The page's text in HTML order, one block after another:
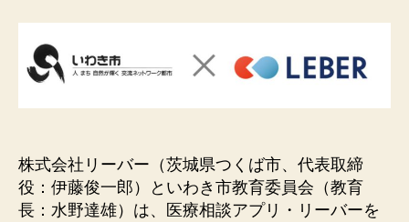
株式会社リーバー（茨城県つくば市、代表取締
役：伊藤俊一郎）といわき市教育委員会（教育
⾧：水野達雄）は、医療相談アプリ・リーバーを